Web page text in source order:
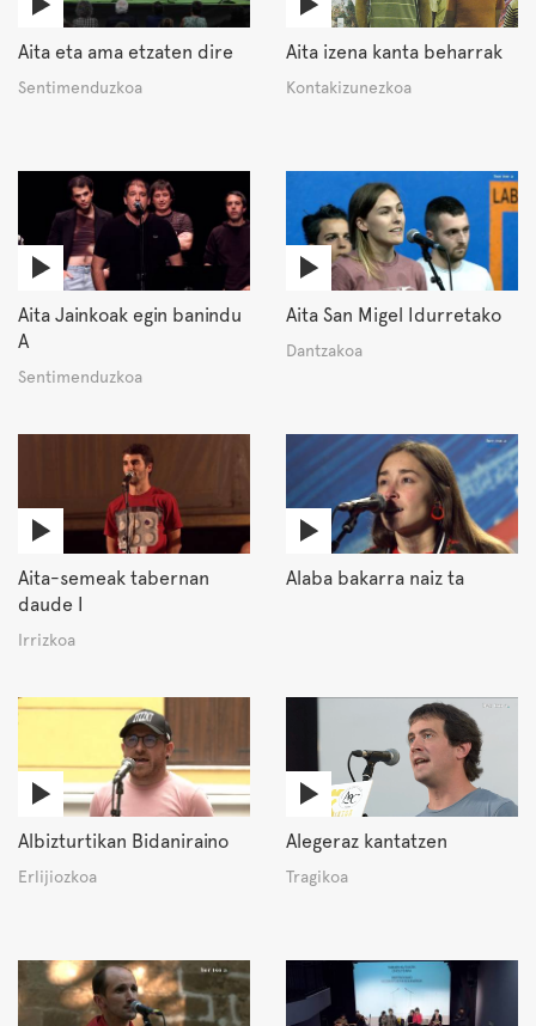
Aita eta ama etzaten dire
Sentimenduzkoa
Aita izena kanta beharrak
Kontakizunezkoa
Aita Jainkoak egin banindu
A
Sentimenduzkoa
Aita San Migel Idurretako
Dantzakoa
Aita-semeak tabernan
daude I
Irrizkoa
Alaba bakarra naiz ta
Albizturtikan Bidaniraino
Erlijiozkoa
Alegeraz kantatzen
Tragikoa